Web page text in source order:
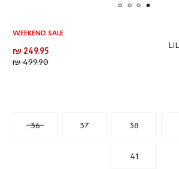
WEEKEND SALE
מחיר
מוצר
249.95 ₪
499.90 ₪
36 37 38
41